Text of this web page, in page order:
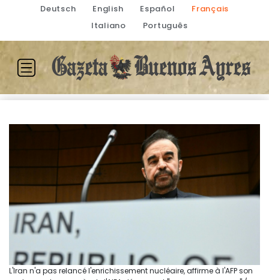
Deutsch English Español
Français
Italiano
Português
L'Iran n'a pas relancé l'enrichissement nucléaire, affirme à l'AFP son